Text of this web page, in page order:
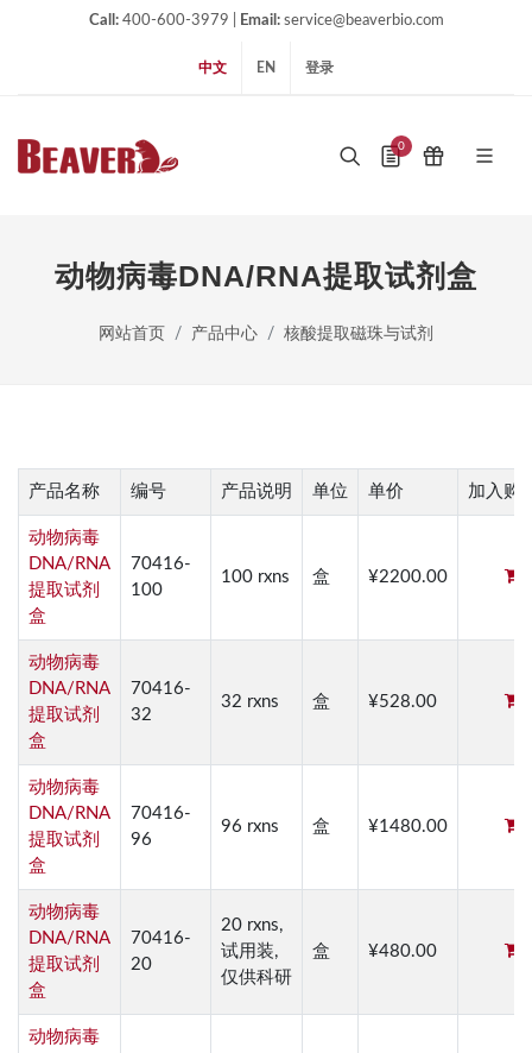
Call:400-600-3979 | Email:service@beaverbio.com
中文 EN 登录
0
动物病毒DNA/RNA提取试剂盒
网站首页 产品中心 核酸提取磁珠与试剂
产品名称 编号 产品说明 单位 单价 加入购
动物病毒
DNA/RNA
提取试剂
盒
70416-
100
100 rxns 盒 ¥2200.00
动物病毒
DNA/RNA
提取试剂
盒
70416-
32
32 rxns 盒 ¥528.00
动物病毒
DNA/RNA
提取试剂
盒
70416-
96
96 rxns 盒 ¥1480.00
动物病毒
DNA/RNA
提取试剂
盒
70416-
20
20 rxns,
试用装,
仅供科研
盒 ¥480.00
动物病毒